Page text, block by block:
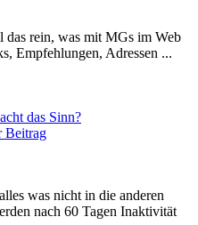
das rein, was mit MGs im Web
Empfehlungen, Adressen ...
das Sinn?
Beitrag
was nicht in die anderen
nach 60 Tagen Inaktivität